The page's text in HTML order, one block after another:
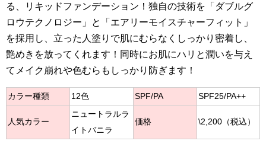
る、リキッドファンデーション！独自の技術を「ダブルグ
ロウテクノロジー」と「エアリーモイスチャーフィット」
を採用し、立った人塗りで肌にむらなくしっかり密着し、
艶めきを放ってくれます！同時にお肌にハリと潤いを与え
てメイク崩れや色むらもしっかり防ぎます！
カラー種類 12色 SPF/PA SPF25/PA++
人気カラー
ニュートラルラ
イトバニラ
価格 \2,200（税込）